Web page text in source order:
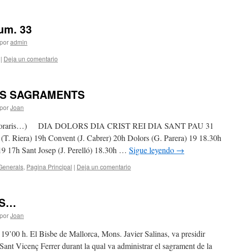
33
poradmin
| Deja un comentario
SAGRAMENTS
porJoan
DIA DOLORS DIA CRIST REI DIA SANT PAU 31
Riera) 19h Convent (J. Cabrer) 20h Dolors (G. Parera) 19 18.30h
17h Sant Josep (J. Perelló) 18.30h … Sigue leyendo →
, Pagina Principal | Deja un comentario
porJoan
h. El Bisbe de Mallorca, Mons. Javier Salinas, va presidir
Vicenç Ferrer durant la qual va administrar el sagrament de la